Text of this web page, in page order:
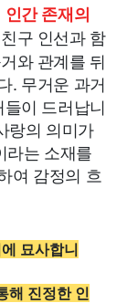
간 존재의
구 인선과 함
와 관계를 뒤
. 무거운 과거
이 드러납니
랑의 의미가
라는 소재를
여 감정의 흐
묘사합니
해 진정한 인